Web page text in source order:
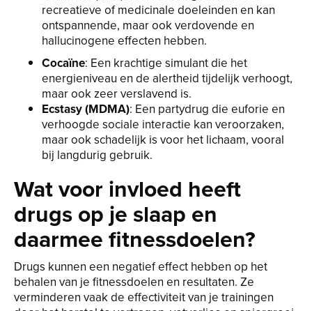
recreatieve of medicinale doeleinden en kan
ontspannende, maar ook verdovende en
hallucinogene effecten hebben.
Cocaïne: Een krachtige simulant die het
energieniveau en de alertheid tijdelijk verhoogt,
maar ook zeer verslavend is.
Ecstasy (MDMA): Een partydrug die euforie en
verhoogde sociale interactie kan veroorzaken,
maar ook schadelijk is voor het lichaam, vooral
bij langdurig gebruik.
Wat voor invloed heeft
drugs op je slaap en
daarmee fitnessdoelen?
Drugs kunnen een negatief effect hebben op het
behalen van je fitnessdoelen en resultaten. Ze
verminderen vaak de effectiviteit van je trainingen